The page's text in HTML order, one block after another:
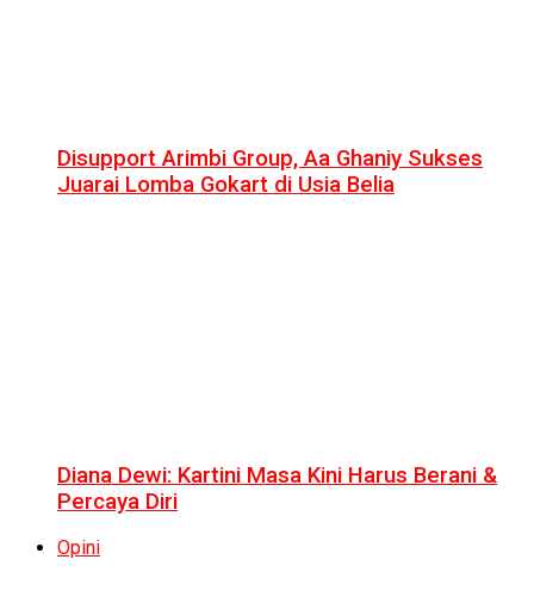
Disupport Arimbi Group, Aa Ghaniy Sukses
Juarai Lomba Gokart di Usia Belia
Diana Dewi: Kartini Masa Kini Harus Berani &
Percaya Diri
Opini